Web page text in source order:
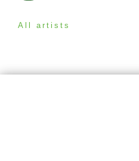
All artists